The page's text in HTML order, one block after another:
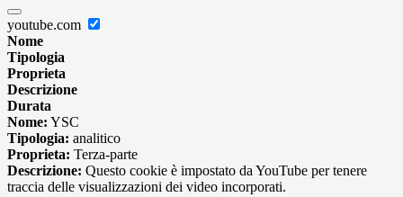
youtube.com
Nome
Tipologia
Proprieta
Descrizione
Durata
Nome: YSC
Tipologia: analitico
Proprieta: Terza-parte
Descrizione: Questo cookie è impostato da YouTube per tenere
traccia delle visualizzazioni dei video incorporati.